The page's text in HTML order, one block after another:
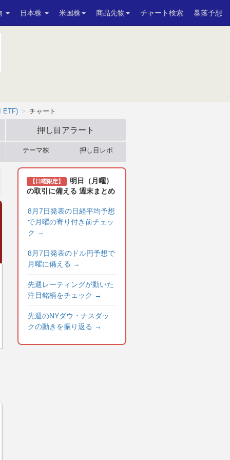
日本株 米国株 商品先物 チャート検索 暴落予想
ETF) チャート
押し目アラート
テーマ株 押し目レポ
【日曜限定】
明日（月曜）
の取引に備える 週末まとめ
8月7日発表の日経平均予想
で月曜の寄り付き前チェッ
ク →
8月7日発表のドル円予想で
月曜に備える →
先週レーティングが動いた
注目銘柄をチェック →
先週のNYダウ・ナスダッ
クの動きを振り返る →